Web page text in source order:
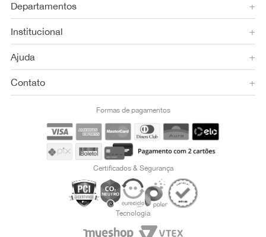
Departamentos +
Institucional +
Ajuda +
Contato +
Formas de pagamentos
Certificados & Segurança
Tecnologia